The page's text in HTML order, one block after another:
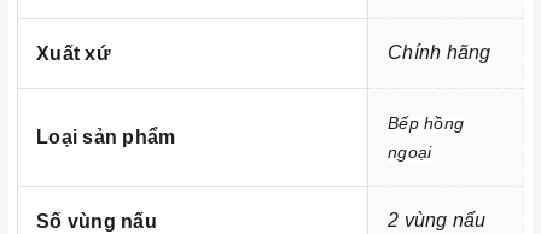
3. Tính năng an toàn:
Xuất xứ Chính hãng
Loại sản phẩm
Bếp hồng
ngoại
Số vùng nấu 2 vùng nấu